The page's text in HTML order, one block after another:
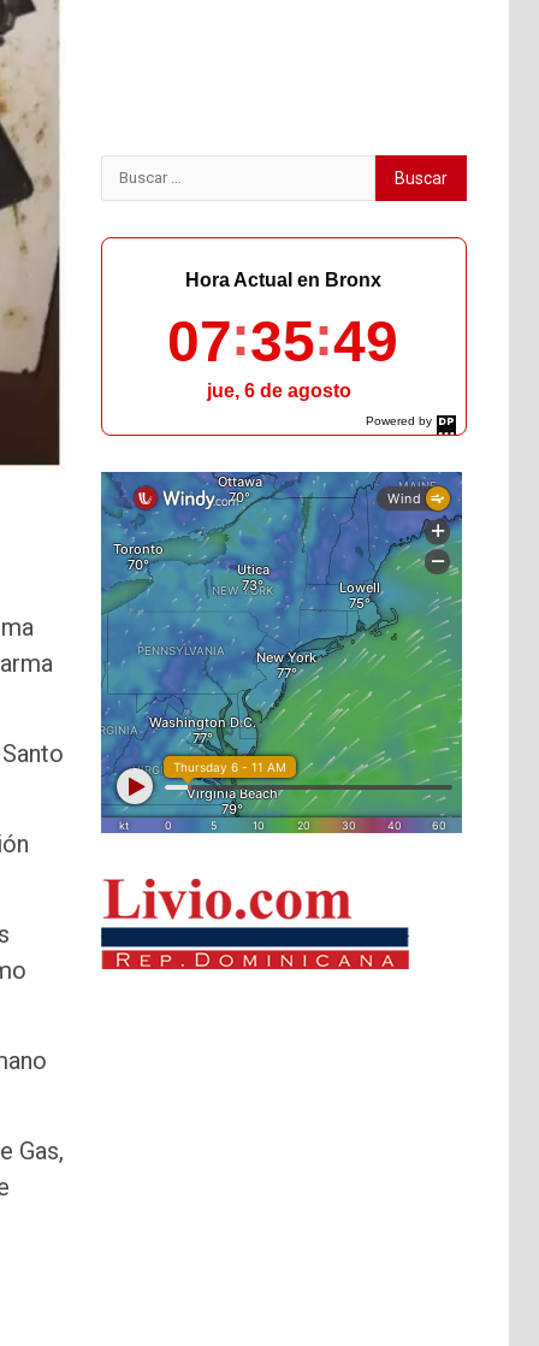
Gas,
Buscar:
Powered by
DaysPedia.com
Hora Actual en Bronx
07 35 50
jue, 6 de agosto